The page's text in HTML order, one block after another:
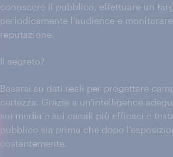
conoscere il pubblico, effettuare un
periodicamente l’audience e
reputazione.
Il segreto?
Basarsi su dati reali per progettare
certezza. Grazie a un'intelligence
sui media e sui canali più efficaci e
pubblico sia prima che dopo
costantemente.